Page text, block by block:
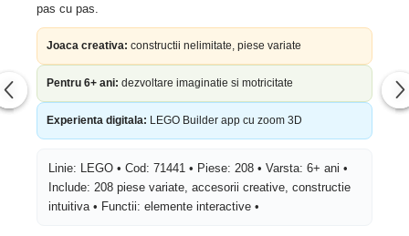
pas cu pas.
Joaca creativa: constructii nelimitate, piese variate
Pentru 6+ ani: dezvoltare imaginatie si motricitate
Experienta digitala: LEGO Builder app cu zoom 3D
Linie: LEGO • Cod: 71441 • Piese: 208 • Varsta: 6+ ani •
Include: 208 piese variate, accesorii creative, constructie
intuitiva • Functii: elemente interactive •